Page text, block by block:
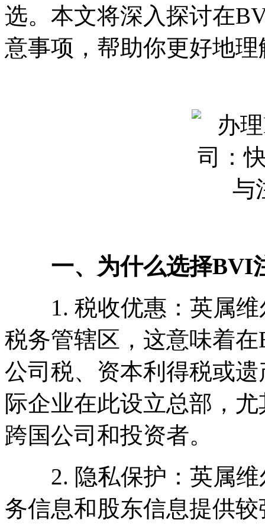
选。本文将深入探讨在
意事项，帮助你更好地理
一、为什么选择BVI
1. 税收优惠：英属维
税务管辖区，这意味着
公司税、资本利得税或
际企业在此设立总部，
跨国公司和投资者。
2. 隐私保护：英属维
务信息和股东信息提供